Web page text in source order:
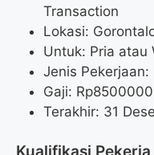
Transaction
Lokasi:
Untuk: Pria atau
Jenis Pekerjaan:
Gaji: Rp8500000
Terakhir: 31